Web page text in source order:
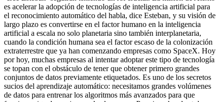
es acelerar la adopción de tecnologías de inteligencia artificial para
el reconocimiento automático del habla, dice Esteban, y su visión de
largo plazo es convertirse en el factor humano en la inteligencia
artificial a escala no solo planetaria sino también interplanetaria,
cuando la condición humana sea el factor escaso de la colonización
extraterrestre que ya han comenzando empresas como SpaceX. Hoy
por hoy, muchas empresas al intentar adoptar este tipo de tecnología
se topan con el obstáculo de tener que obtener primero grandes
conjuntos de datos previamente etiquetados. Es uno de los secretos
sucios del aprendizaje automático: necesitamos grandes volúmenes
de datos para entrenar los algoritmos más avanzados para que